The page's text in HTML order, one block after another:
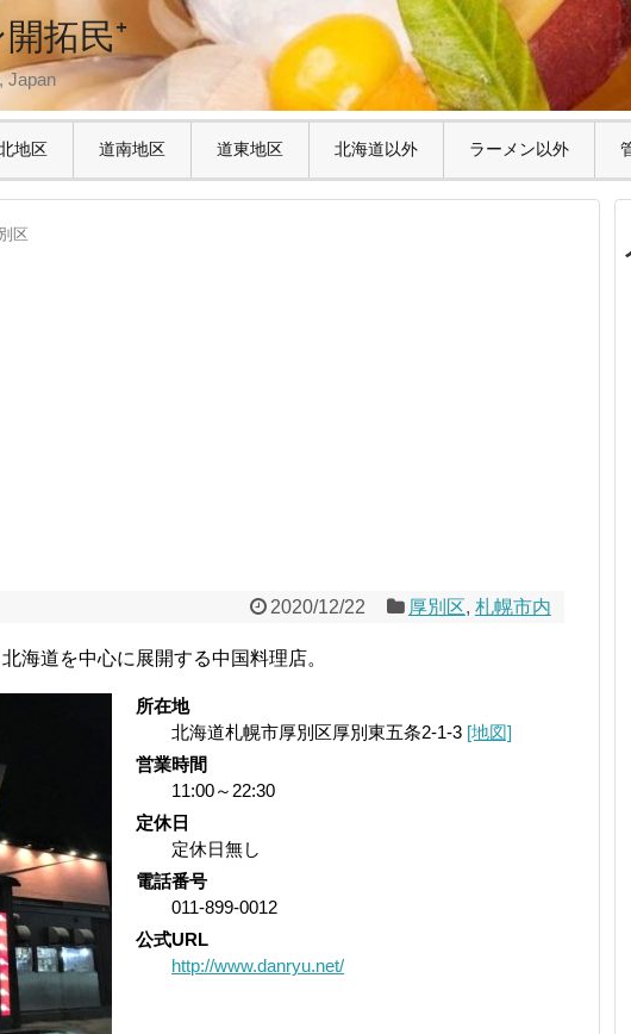
拓民⁺
Japan
地区 道南地区 道東地区 北海道以外 ラーメン以外
区
2020/12/22 厚別区, 札幌市内
海道を中心に展開する中国料理店。
所在地
北海道札幌市厚別区厚別東五条2-1-3 [地図]
営業時間
11:00～22:30
定休日
定休日無し
電話番号
011-899-0012
公式URL
http://www.danryu.net/